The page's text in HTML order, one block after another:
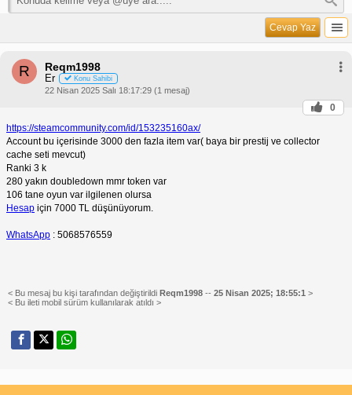
Cevap Yaz
R Reqm1998
Er Konu Sahibi
22 Nisan 2025 Salı 18:17:29 (1 mesaj)
0
https://steamcommunity.com/id/153235160ax/
Account bu içerisinde 3000 den fazla item var( baya bir prestij ve collector
cache seti mevcut)
Ranki 3 k
280 yakın doubledown mmr token var
106 tane oyun var ilgilenen olursa
Hesap için 7000 TL düşünüyorum.
WhatsApp : 5068576559
< Bu mesaj bu kişi tarafından değiştirildi Reqm1998 -- 25 Nisan 2025; 18:55:1 >
< Bu ileti mobil sürüm kullanılarak atıldı >